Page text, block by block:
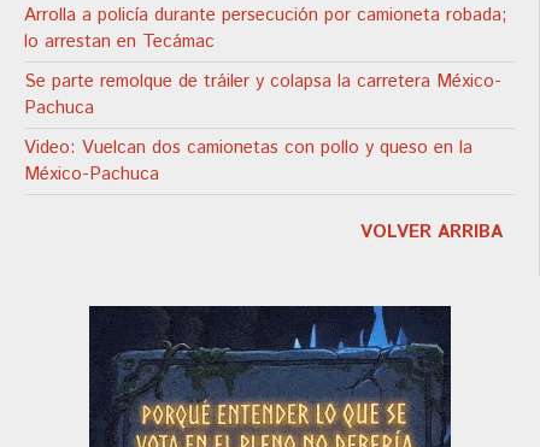
Arrolla a policía durante persecución por camioneta robada;
lo arrestan en Tecámac
Se parte remolque de tráiler y colapsa la carretera México-
Pachuca
Video: Vuelcan dos camionetas con pollo y queso en la
México-Pachuca
VOLVER ARRIBA